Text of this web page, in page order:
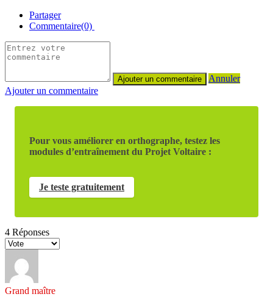
Partager
Commentaire(0)
Annuler
Ajouter un commentaire
Pour vous améliorer en orthographe, testez les
modules d’entraînement du Projet Voltaire :
Je teste gratuitement
4 Réponses
Grand maître